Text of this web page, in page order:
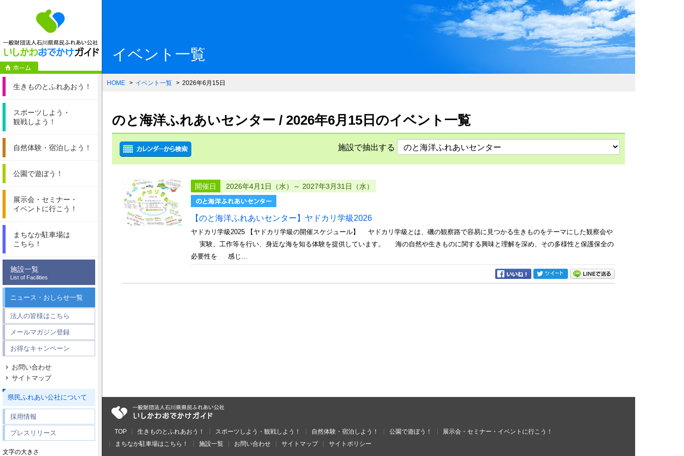
一般財団法人石川県県民ふれあい公社 いしかわおでかけガイド
生きものとふれあおう！
スポーツしよう・
観戦しよう！
自然体験・ 宿泊しよう！
公園で遊ぼう！
展示会・セミナー・
イベントに行こう！
まちなか駐車場は
こちら！
施設一覧
List of Facilities
ニュース・おしらせ一覧
法人の皆様はこちら
メールマガジン登録
お得なキャンペーン
お問い合わせ
サイトマップ
県民ふれあい公社について
採用情報
プレスリリース
文字の大きさ
イベント一覧
HOME イベント一覧 2026年6月15日
のと海洋ふれあいセンター / 2026年6月15日のイベント一覧
施設で抽出する
開催日 2026年4月1日（水）～ 2027年3月31日（水）
【のと海洋ふれあいセンター】ヤドカリ学級2026
ヤドカリ学級2025 【ヤドカリ学級の開催スケジュール】 ヤドカリ学級とは、磯の観察路で容易に見つかる生きものをテーマにした観察会や
実験、工作等を行い、身近な海を知る体験を提供しています。 海の自然や生きものに関する興味と理解を深め、その多様性と保護保全の
必要性を 感じ...
TOP 生きものとふれあおう！ スポーツしよう・観戦しよう！ 自然体験・宿泊しよう！ 公園で遊ぼう！
展示会・セミナー・イベントに行こう！
まちなか駐車場はこちら！
施設一覧 お問い合わせ サイトマップ サイトポリシー